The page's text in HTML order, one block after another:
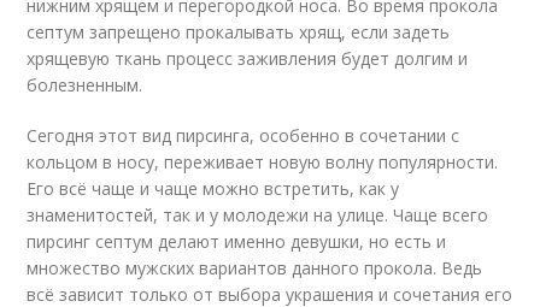
нижним хрящем и перегородкой носа. Во время прокола
септум запрещено прокалывать хрящ, если задеть
хрящевую ткань процесс заживления будет долгим и
болезненным.
Сегодня этот вид пирсинга, особенно в сочетании с
кольцом в носу, переживает новую волну популярности.
Его всё чаще и чаще можно встретить, как у
знаменитостей, так и у молодежи на улице. Чаще всего
пирсинг септум делают именно девушки, но есть и
множество мужских вариантов данного прокола. Ведь
всё зависит только от выбора украшения и сочетания его